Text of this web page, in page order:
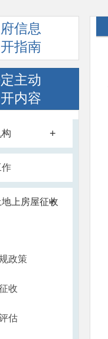
信息
指南
主动
内容
+
作
地上房屋征收
+
政策
收
估